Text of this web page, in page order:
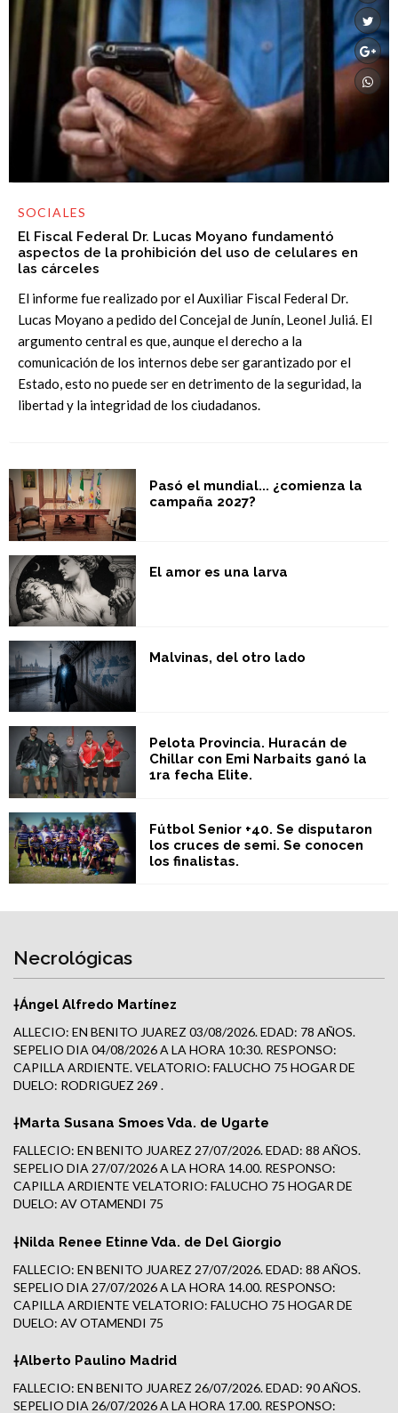
SOCIALES
El Fiscal Federal Dr. Lucas Moyano fundamentó
aspectos de la prohibición del uso de celulares en
las cárceles
El informe fue realizado por el Auxiliar Fiscal Federal Dr.
Lucas Moyano a pedido del Concejal de Junín, Leonel Juliá. El
argumento central es que, aunque el derecho a la
comunicación de los internos debe ser garantizado por el
Estado, esto no puede ser en detrimento de la seguridad, la
libertad y la integridad de los ciudadanos.
Pasó el mundial... ¿comienza la
campaña 2027?
El amor es una larva
Malvinas, del otro lado
Pelota Provincia. Huracán de
Chillar con Emi Narbaits ganó la
1ra fecha Elite.
Fútbol Senior +40. Se disputaron
los cruces de semi. Se conocen
los finalistas.
Necrológicas
†Ángel Alfredo Martínez
ALLECIO: EN BENITO JUAREZ 03/08/2026. EDAD: 78 AÑOS.
SEPELIO DIA 04/08/2026 A LA HORA 10:30. RESPONSO:
CAPILLA ARDIENTE. VELATORIO: FALUCHO 75 HOGAR DE
DUELO: RODRIGUEZ 269 .
†Marta Susana Smoes Vda. de Ugarte
FALLECIO: EN BENITO JUAREZ 27/07/2026. EDAD: 88 AÑOS.
SEPELIO DIA 27/07/2026 A LA HORA 14.00. RESPONSO:
CAPILLA ARDIENTE VELATORIO: FALUCHO 75 HOGAR DE
DUELO: AV OTAMENDI 75
†Nilda Renee Etinne Vda. de Del Giorgio
FALLECIO: EN BENITO JUAREZ 27/07/2026. EDAD: 88 AÑOS.
SEPELIO DIA 27/07/2026 A LA HORA 14.00. RESPONSO:
CAPILLA ARDIENTE VELATORIO: FALUCHO 75 HOGAR DE
DUELO: AV OTAMENDI 75
†Alberto Paulino Madrid
FALLECIO: EN BENITO JUAREZ 26/07/2026. EDAD: 90 AÑOS.
SEPELIO DIA 26/07/2026 A LA HORA 17.00. RESPONSO: